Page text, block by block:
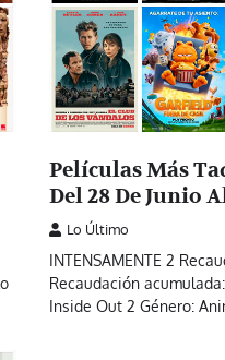
Películas Más
Del 28 De Junio
Lo Último
INTENSAMENTE 2
Recaudación
Inside Out 2 Género: